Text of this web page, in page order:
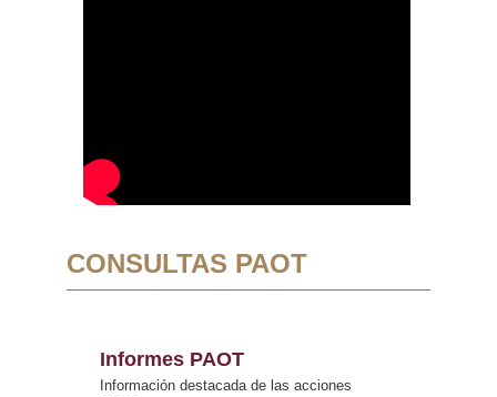
CONSULTAS PAOT
Informes PAOT
Información destacada de las acciones